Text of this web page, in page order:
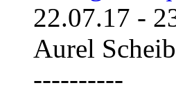
22.07.17 -
Aurel
----------